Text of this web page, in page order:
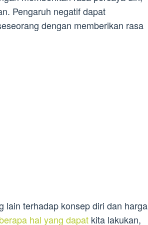
Pengaruh negatif dapat
dengan memberikan rasa
lain terhadap konsep diri dan harga
hal yang dapat kita lakukan,